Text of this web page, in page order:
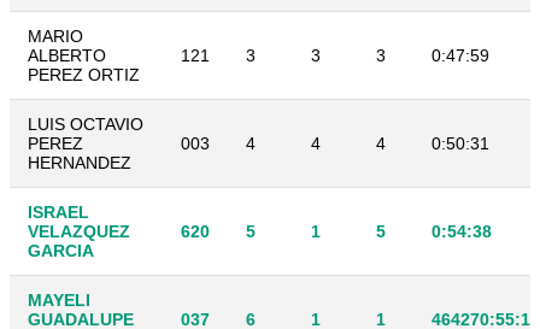
MARIO
ALBERTO
PEREZ ORTIZ
121 3 3 3 0:47:59
LUIS OCTAVIO
PEREZ
HERNANDEZ
003 4 4 4 0:50:31
ISRAEL
VELAZQUEZ
GARCIA
620 5 1 5 0:54:38
MAYELI
GUADALUPE
037 6 1 1 464270:55:10